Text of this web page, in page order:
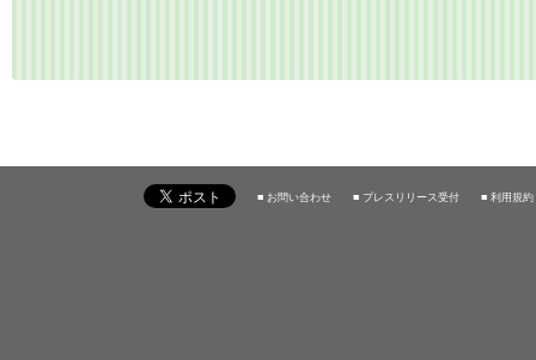
■ お問い合わせ ■ プレスリリース受付 ■ 利用規約